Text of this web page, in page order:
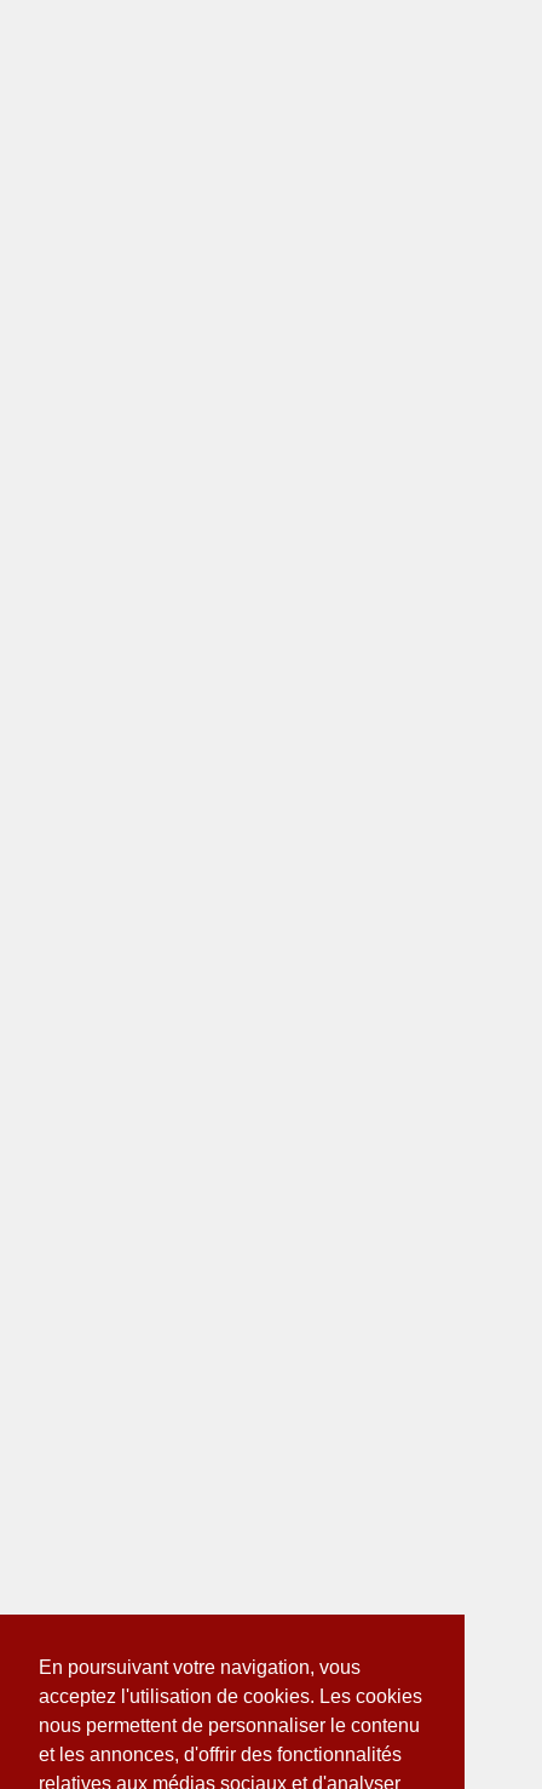
En poursuivant votre navigation, vous
acceptez l'utilisation de cookies. Les cookies
nous permettent de personnaliser le contenu
et les annonces, d'offrir des fonctionnalités
relatives aux médias sociaux et d'analyser